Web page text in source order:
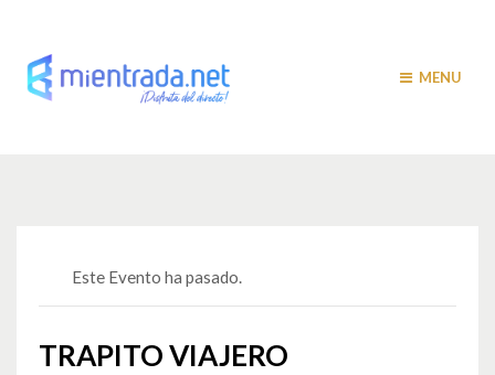
MENU
Este Evento ha pasado.
TRAPITO VIAJERO